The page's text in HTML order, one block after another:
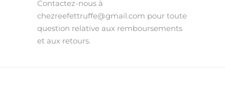
Contactez-nous à
chezreefettruffe@gmail.com pour toute
question relative aux remboursements
et aux retours.